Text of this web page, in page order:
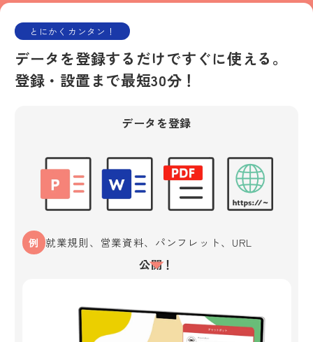
とにかくカンタン！
データを登録するだけですぐに使える。
登録・設置まで最短30分！
データを登録
就業規則、営業資料、パンフレット、URL
公開！